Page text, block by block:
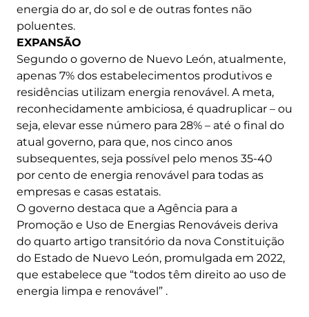
energia do ar, do sol e de outras fontes não
poluentes.
EXPANSÃO
Segundo o governo de Nuevo León, atualmente,
apenas 7% dos estabelecimentos produtivos e
residências utilizam energia renovável. A meta,
reconhecidamente ambiciosa, é quadruplicar – ou
seja, elevar esse número para 28% – até o final do
atual governo, para que, nos cinco anos
subsequentes, seja possível pelo menos 35-40
por cento de energia renovável para todas as
empresas e casas estatais.
O governo destaca que a Agência para a
Promoção e Uso de Energias Renováveis ​​deriva
do quarto artigo transitório da nova Constituição
do Estado de Nuevo León, promulgada em 2022,
que estabelece que “todos têm direito ao uso de
energia limpa e renovável” .